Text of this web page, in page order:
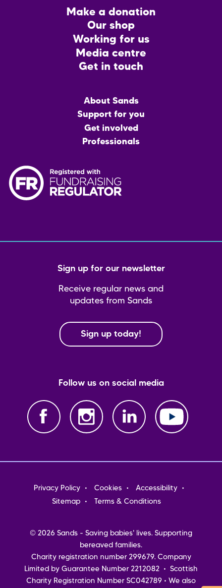
Make a donation
Our shop
Working for us
Media centre
Get in touch
About Sands
Support for you
Get involved
Professionals
Sign up for our newsletter
Receive regular news and
updates from Sands
Sign up today!
Follow us on social media
Footer
menu
Privacy Policy Cookies
Accessibility
Sitemap
Terms & Conditions
© 2026 Sands - Saving babies' lives. Supporting
bereaved families.
Charity registration number 299679. Company
Limited by Guarantee Number 2212082 • Scottish
Charity Registration Number SC042789 • We also